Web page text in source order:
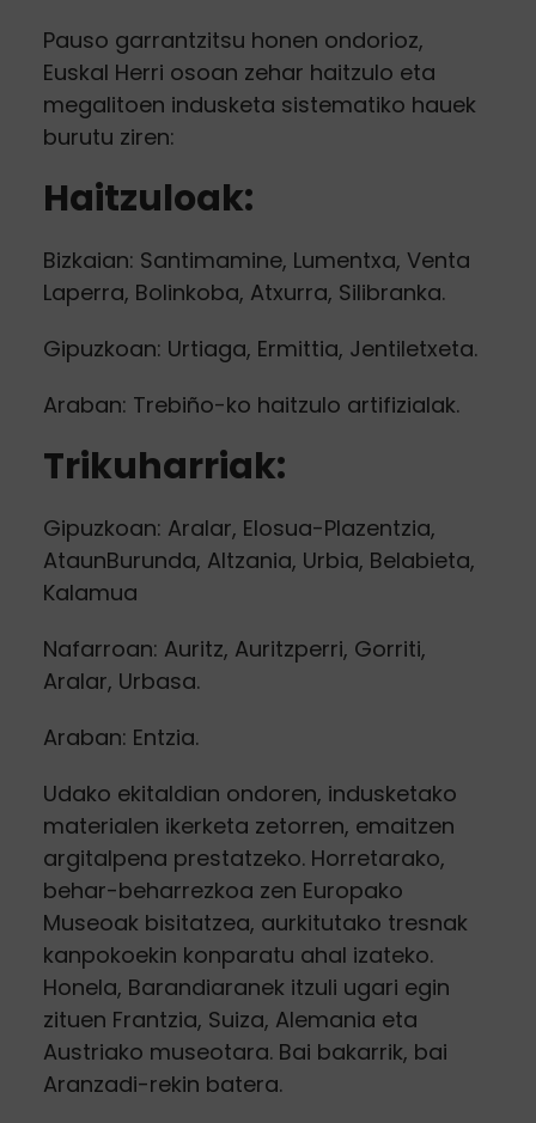
Pauso garrantzitsu honen ondorioz,
Euskal Herri osoan zehar haitzulo eta
megalitoen indusketa sistematiko hauek
burutu ziren:
Haitzuloak:
Bizkaian: Santimamine, Lumentxa, Venta
Laperra, Bolinkoba, Atxurra, Silibranka.
Gipuzkoan: Urtiaga, Ermittia, Jentiletxeta.
Araban: Trebiño-ko haitzulo artifizialak.
Trikuharriak:
Gipuzkoan: Aralar, Elosua-Plazentzia,
AtaunBurunda, Altzania, Urbia, Belabieta,
Kalamua
Nafarroan: Auritz, Auritzperri, Gorriti,
Aralar, Urbasa.
Araban: Entzia.
Udako ekitaldian ondoren, indusketako
materialen ikerketa zetorren, emaitzen
argitalpena prestatzeko. Horretarako,
behar-beharrezkoa zen Europako
Museoak bisitatzea, aurkitutako tresnak
kanpokoekin konparatu ahal izateko.
Honela, Barandiaranek itzuli ugari egin
zituen Frantzia, Suiza, Alemania eta
Austriako museotara. Bai bakarrik, bai
Aranzadi-rekin batera.